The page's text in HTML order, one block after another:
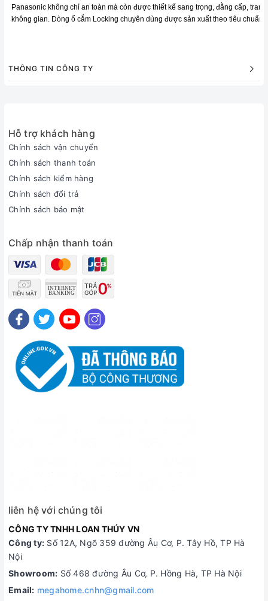
Panasonic không chỉ an toàn mà còn được thiết kế sang trọng, đằng cấp,
không gian. Dòng ổ cắm Locking chuyên dùng được sản xuất theo tiêu chuẩn
THÔNG TIN CÔNG TY
Hỗ trợ khách hàng
Chính sách vận chuyển
Chính sách thanh toán
Chính sách kiểm hàng
Chính sách đổi trả
Chính sách bảo mật
Chấp nhận thanh toán
liên hệ với chúng tôi
CÔNG TY TNHH LOAN THÚY VN
Công ty: Số 12A, Ngõ 359 đường Âu Cơ, P. Tây Hồ, TP Hà
Nội
Showroom: Số 468 đường Âu Cơ, P. Hồng Hà, TP Hà Nội
Email: megahome.cnhn@gmail.com